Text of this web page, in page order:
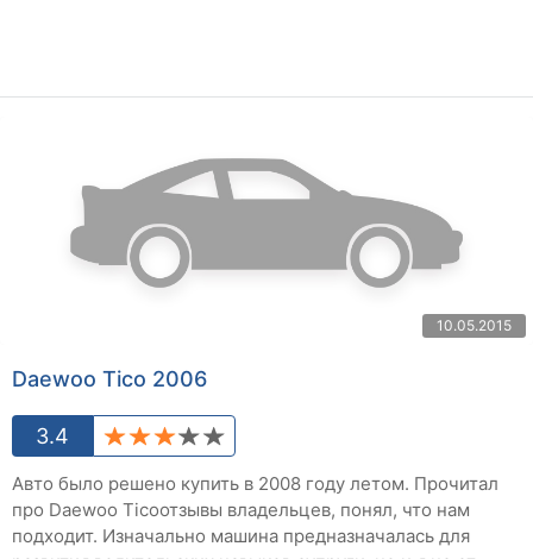
10.05.2015
Daewoo Tico 2006
3.4
Авто было решено купить в 2008 году летом. Прочитал
про Daewoo Ticoотзывы владельцев, понял, что нам
подходит. Изначально машина предназначалась для